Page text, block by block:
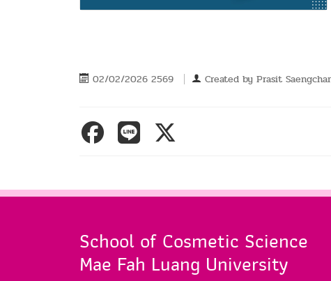
02/02/2026 2569 Created by Prasit
School of Cosmetic Science
Mae Fah Luang University